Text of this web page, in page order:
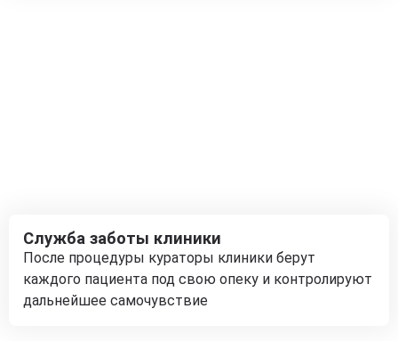
Служба заботы клиники
После процедуры кураторы клиники берут
каждого пациента под свою опеку и контролируют
дальнейшее самочувствие